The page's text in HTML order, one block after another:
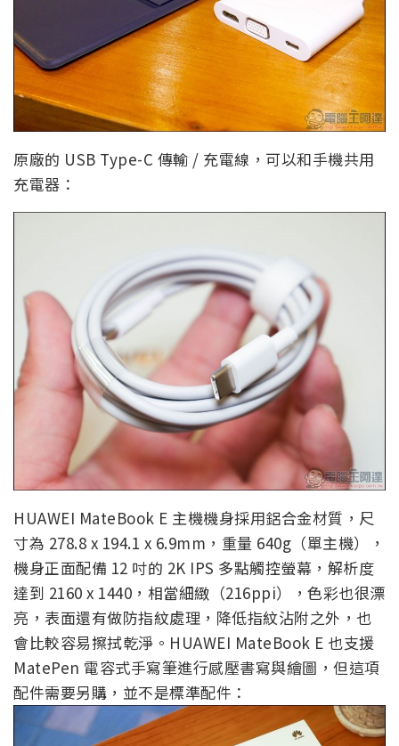
原廠的 USB Type-C 傳輸 / 充電線，可以和手機共用
充電器：
HUAWEI MateBook E 主機機身採用鋁合金材質，尺
寸為 278.8 x 194.1 x 6.9mm，重量 640g（單主機），
機身正面配備 12 吋的 2K IPS 多點觸控螢幕，解析度
達到 2160 x 1440，相當細緻（216ppi），色彩也很漂
亮，表面還有做防指紋處理，降低指紋沾附之外，也
會比較容易擦拭乾淨。HUAWEI MateBook E 也支援
MatePen 電容式手寫筆進行感壓書寫與繪圖，但這項
配件需要另購，並不是標準配件：